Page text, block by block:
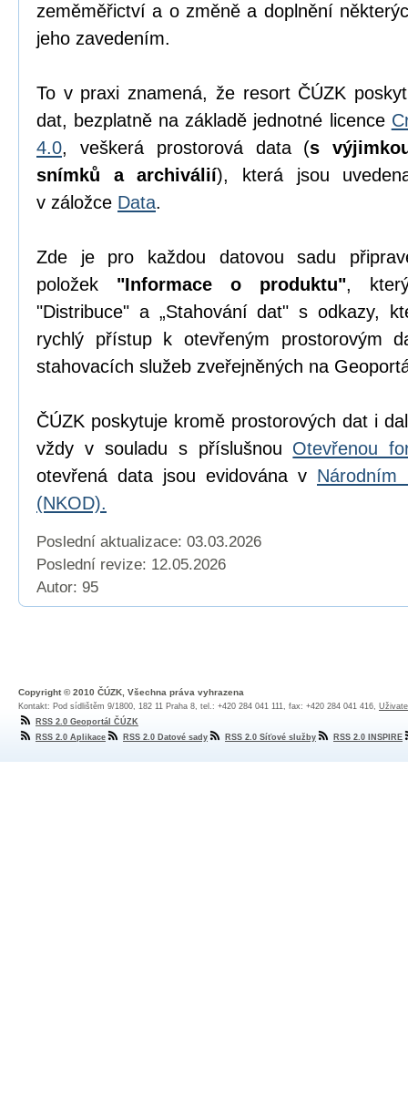
zeměměřictví a o změně a doplnění
jeho zavedením.
To v praxi znamená, že resort ČÚZK
dat, bezplatně na základě jednotné licence
4.0, veškerá prostorová data (s
snímků a archiválií), která jsou
v záložce Data.
Zde je pro každou datovou sadu
položek "Informace o produktu",
"Distribuce" a „Stahování dat" s odkazy,
rychlý přístup k otevřeným prostorovým
stahovacích služeb zveřejněných na
ČÚZK poskytuje kromě prostorových dat i
vždy v souladu s příslušnou Otevřenou
otevřená data jsou evidována v Národním
(NKOD).
Poslední aktualizace: 03.03.2026
Poslední revize: 12.05.2026
Autor: 95
Copyright © 2010 ČÚZK, Všechna práva vyhrazena
Kontakt: Pod sídlištěm 9/1800, 182 11 Praha 8, tel.: +420 284 041 111, fax: +420 284 041 416,
RSS 2.0 Geoportál ČÚZK
RSS 2.0 Aplikace
RSS 2.0 Datové sady RSS 2.0 Síťové služby RSS 2.0 INSPIRE